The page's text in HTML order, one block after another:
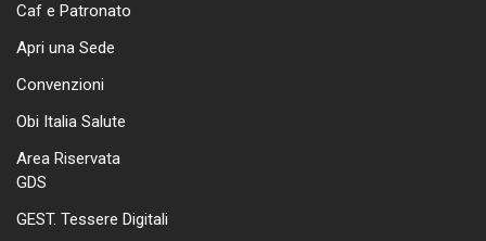
Caf e Patronato
Apri una Sede
Convenzioni
Obi Italia Salute
Area Riservata
GDS
GEST. Tessere Digitali